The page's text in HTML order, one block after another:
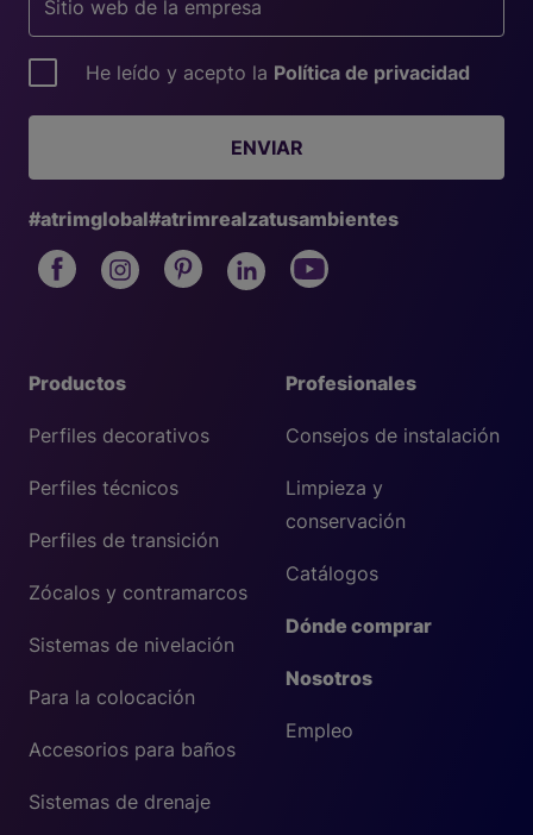
Profesionales
Consejos de instalación
Limpieza y
conservación
Catálogos
Dónde comprar
Nosotros
Empleo
Productos
Perfiles decorativos
Perfiles técnicos
Perfiles de transición
Zócalos y contramarcos
Sistemas de nivelación
Para la colocación
Accesorios para baños
Sistemas de drenaje
He leído y acepto la Política de privacidad
ENVIAR
#atrimglobal#atrimrealzatusambientes